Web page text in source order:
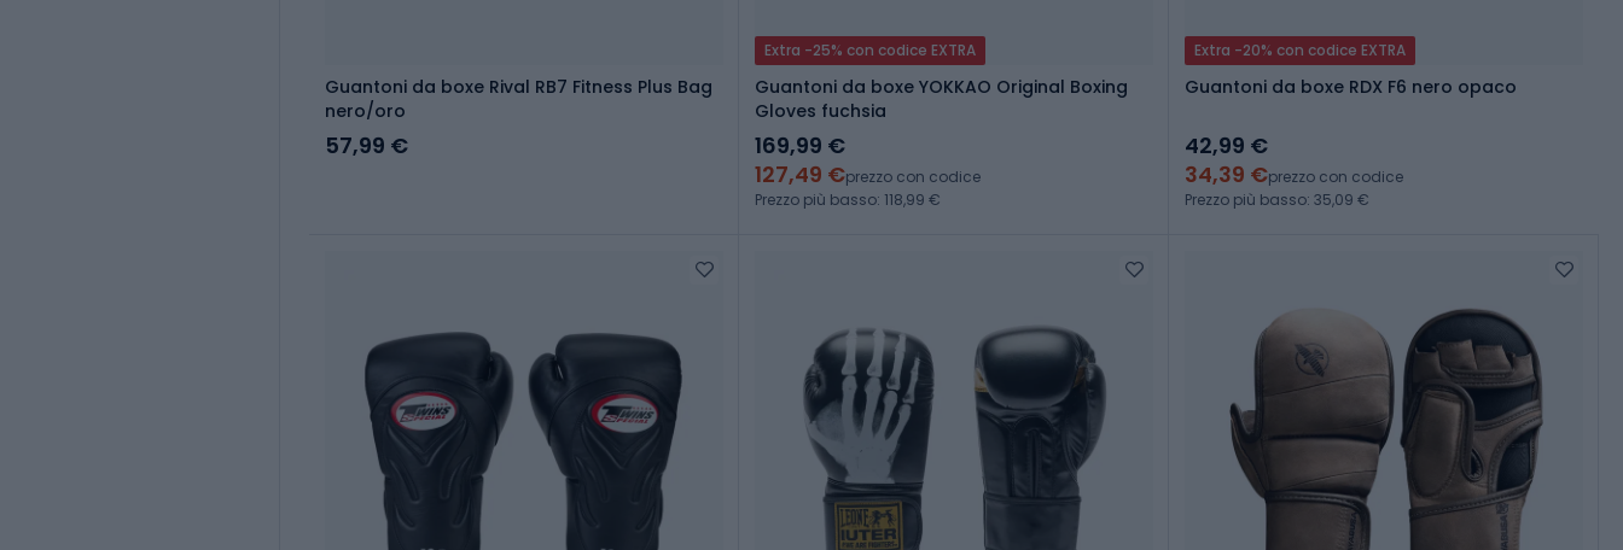
Guantoni da boxe Rival RB7 Fitness Plus Bag
nero/oro
57,99 €
Extra -25% con codice EXTRA
Guantoni da boxe YOKKAO Original Boxing
Gloves fuchsia
169,99 €
127,49 €prezzo con codice
Prezzo più basso: 118,99 €
Extra -20% con codice EXTRA
Guantoni da boxe RDX F6 nero opaco
42,99 €
34,39 €prezzo con codice
Prezzo più basso: 35,09 €